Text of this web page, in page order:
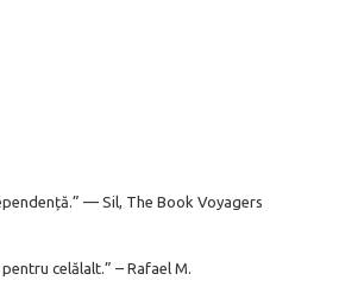
— Sil, The Book Voyagers
celălalt.” – Rafael M.